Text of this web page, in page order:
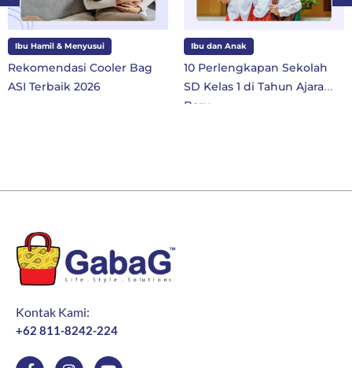
Ibu Hamil & Menyusui
Rekomendasi Cooler Bag
ASI Terbaik 2026
Ibu dan Anak
10 Perlengkapan Sekolah
SD Kelas 1 di Tahun Ajaran
Baru
Kontak Kami:
+62 811-8242-224
F
I
Y